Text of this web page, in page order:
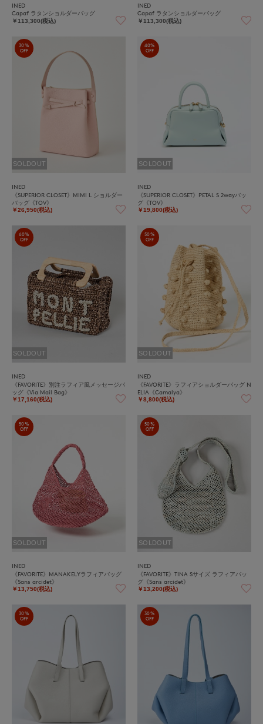
INED
Capaf ラタンショルダーバッグ
￥113,300(税込)
INED
Capaf ラタンショルダーバッグ
￥113,300(税込)
30%
OFF
SOLDOUT
INED
《SUPERIOR CLOSET》MIMI L ショルダー
バッグ《TOV》
￥26,950(税込)
40%
OFF
SOLDOUT
INED
《SUPERIOR CLOSET》PETAL S 2wayバッ
グ《TOV》
￥19,800(税込)
60%
OFF
SOLDOUT
INED
《FAVORITE》別注ラフィア風メッセージバ
ッグ《Via Mail Bag》
￥17,160(税込)
50%
OFF
SOLDOUT
INED
《FAVORITE》ラフィアショルダーバッグ N
ELIA《Camalya》
￥8,800(税込)
50%
OFF
SOLDOUT
INED
《FAVORITE》MANAKELYラフィアバッグ
《Sans arcidet》
￥13,750(税込)
50%
OFF
SOLDOUT
INED
《FAVORITE》TINA Sサイズ ラフィアバッ
グ《Sans arcidet》
￥13,200(税込)
30%
OFF
30%
OFF